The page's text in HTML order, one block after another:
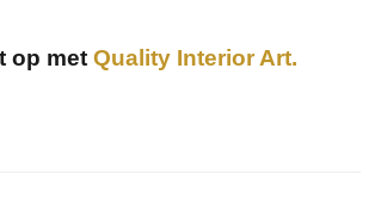
op met Quality Interior Art